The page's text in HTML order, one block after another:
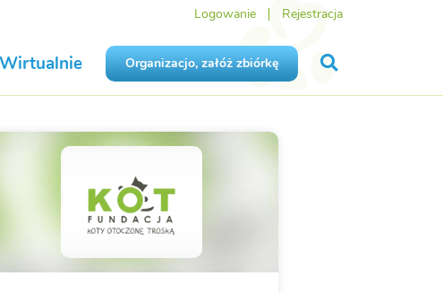
Logowanie Rejestracja
Organizacjo, załóż zbiórkę